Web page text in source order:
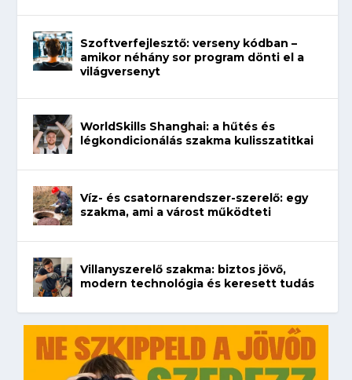
Szoftverfejlesztő: verseny kódban –
amikor néhány sor program dönti el a
világversenyt
WorldSkills Shanghai: a hűtés és
légkondicionálás szakma kulisszatitkai
Víz- és csatornarendszer-szerelő: egy
szakma, ami a várost működteti
Villanyszerelő szakma: biztos jövő,
modern technológia és keresett tudás